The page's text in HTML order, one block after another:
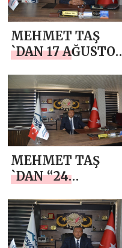
MEHMET TAŞ
`DAN 17 AĞUSTOS
DEPREMİ MESAJI
MEHMET TAŞ
`DAN “24
GAZETECİLER VE
BASIN BAYRAMI”
MESAJI